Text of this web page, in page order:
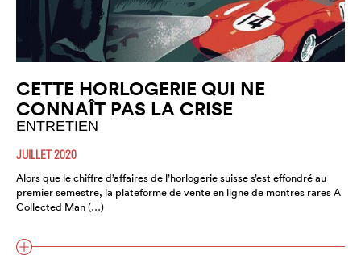
CETTE HORLOGERIE QUI NE
CONNAÎT PAS LA CRISE
ENTRETIEN
JUILLET 2020
Alors que le chiffre d’affaires de l’horlogerie suisse s’est effondré au
premier semestre, la plateforme de vente en ligne de montres rares A
Collected Man (…)